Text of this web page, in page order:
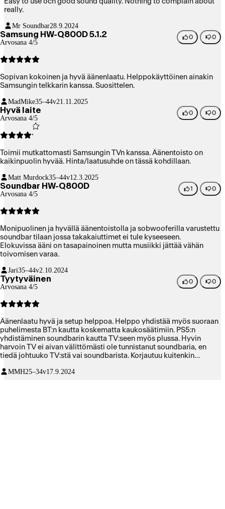
really.
Mr Soundbar28.9.2024
Samsung HW-Q800D 5.1.2
Arvosana 4/5
0 0
Sopivan kokoinen ja hyvä äänenlaatu. Helppokäyttöinen ainakin
Samsungin telkkarin kanssa. Suosittelen.
MadMike35–44v21.11.2025
Hyvä laite
Arvosana 4/5
0 0
Toimii mutkattomasti Samsungin TVn kanssa. Äänentoisto on
kaikinpuolin hyvää. Hinta/laatusuhde on tässä kohdillaan.
Matt Murdock35–44v12.3.2025
Soundbar HW-Q800D
Arvosana 4/5
1 0
Monipuolinen ja hyvällä äänentoistolla ja sobwooferilla varustettu
soundbar tilaan jossa takakaiuttimet ei tule kyseeseen.
Elokuvissa ääni on tasapainoinen mutta musiikki jättää vähän
toivomisen varaa.
Jari35–44v2.10.2024
Tyytyväinen
Arvosana 4/5
0 0
Äänenlaatu hyvä ja setup helppoa. Helppo yhdistää myös suoraan
puhelimesta BT:n kautta koskematta kaukosäätimiin. PS5:n
yhdistäminen soundbarin kautta TV:seen myös plussa. Hyvin
harvoin TV ei aivan välittömästi ole tunnistanut soundbaria, en
tiedä johtuuko TV:stä vai soundbarista. Korjautuu kuitenkin
MMH25–34v17.9.2024